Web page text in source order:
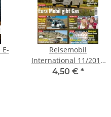
Reisemobil
International 11/2018
E-Paper
4,50 € *